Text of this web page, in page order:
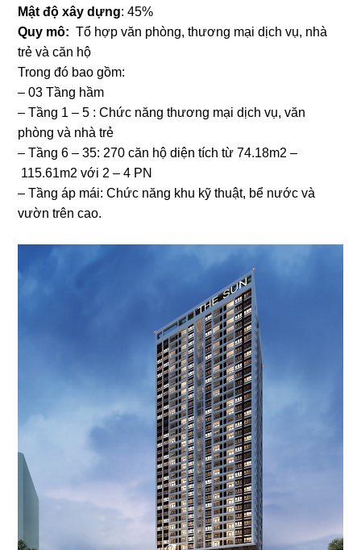
Mật độ xây dựng: 45%
Quy mô:Tổ hợp văn phòng, thương mại dịch vụ, nhà
trẻ và căn hộ
Trong đó bao gồm:
– 03 Tầng hầm
– Tầng 1 – 5 : Chức năng thương mại dịch vụ, văn
phòng và nhà trẻ
– Tầng 6 – 35: 270 căn hộ diện tích từ 74.18m2 –
115.61m2 với 2 – 4 PN
– Tầng áp mái: Chức năng khu kỹ thuật, bể nước và
vườn trên cao.